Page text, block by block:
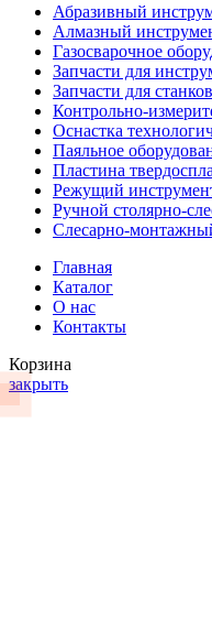
Абразивный
Алмазный
Газосварочное
Запчасти для
Запчасти для станков
Контрольно-
Оснастка
Паяльное
Пластина
Режущий
Ручной столярно-
Слесарно-
Главная
Каталог
О нас
Контакты
Корзина
закрыть